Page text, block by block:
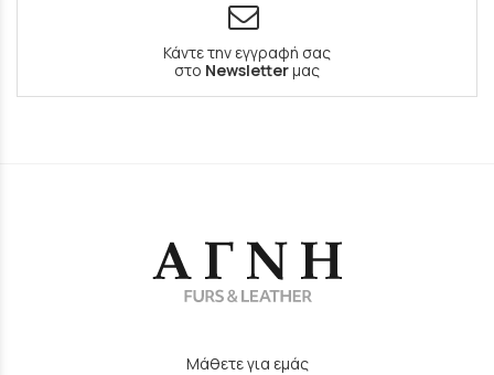
Κάντε την εγγραφή σας
στο Newsletterμας
Μάθετε για εμάς